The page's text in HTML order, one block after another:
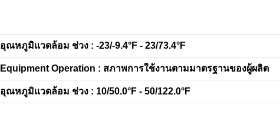
อุณหภูมิแวดล้อม ช่วง : -23/-9.4°F - 23/73.4°F
Equipment Operation : สภาพการใช้งานตามมาตรฐานของผู้ผลิต
อุณหภูมิแวดล้อม ช่วง : 10/50.0°F - 50/122.0°F